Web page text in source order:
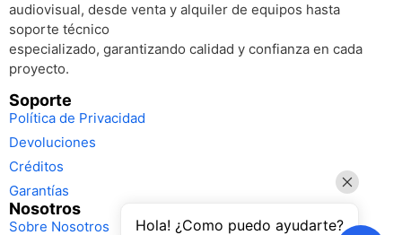
audiovisual, desde venta y alquiler de equipos hasta
soporte técnico
especializado, garantizando calidad y confianza en cada
proyecto.
Soporte
Política de Privacidad
Devoluciones
Créditos
Garantías
Nosotros
Sobre Nosotros Hola! ¿Como puedo ayudarte?